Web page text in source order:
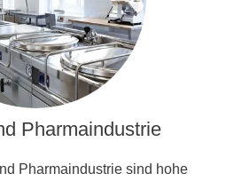
Pharmaindustrie
Pharmaindustrie sind hohe